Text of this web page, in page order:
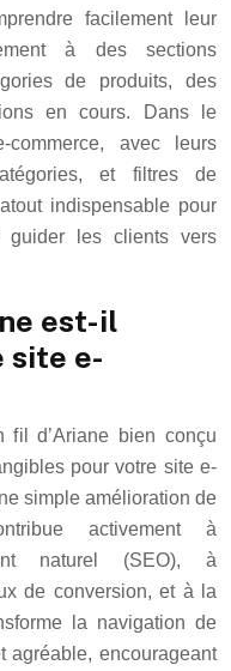
facilement leur
à des sections
de produits, des
en cours. Dans le
avec leurs
et filtres de
indispensable pour
guider les clients vers
est-il
site e-
fil d’Ariane bien conçu
pour votre site e-
simple amélioration de
activement à
naturel (SEO), à
de conversion, et à la
la navigation de
agréable, encourageant